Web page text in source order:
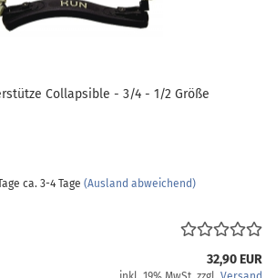
Collapsible - 3/4 - 1/2 Größe
ca. 3-4 Tage (Ausland abweichend)
32,90 EUR